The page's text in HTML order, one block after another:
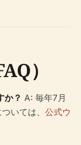
）
か？ A: 毎年7月
いては、 公式ウ